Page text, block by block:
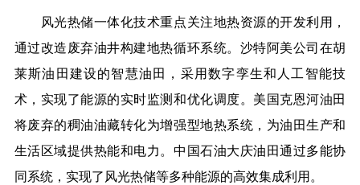
风光热储一体化技术重点关注地热资源的开发利用，
通过改造废弃油井构建地热循环系统。沙特阿美公司在胡
莱斯油田建设的智慧油田，采用数字孪生和人工智能技
术，实现了能源的实时监测和优化调度。美国克恩河油田
将废弃的稠油油藏转化为增强型地热系统，为油田生产和
生活区域提供热能和电力。中国石油大庆油田通过多能协
同系统，实现了风光热储等多种能源的高效集成利用。